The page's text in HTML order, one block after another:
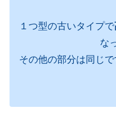
１つ型の古いタイプで
な
その他の部分は同じ